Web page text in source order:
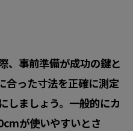
、事前準備が成功の鍵と
合った寸法を正確に測定
しましょう。一般的にカ
が使いやすいとさ